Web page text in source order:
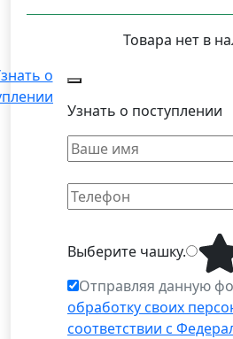
Товара нет в
о
Узнать о поступлении
Выберите чашку.
Отправляя данную
обработку своих
соответствии с